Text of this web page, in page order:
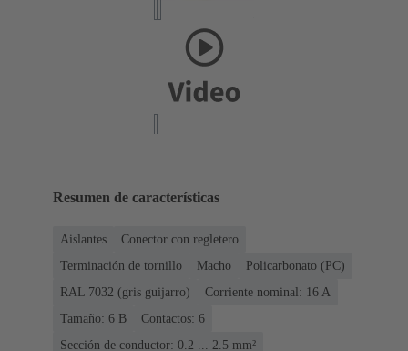
Resumen de características
Aislantes
Conector con regletero
Terminación de tornillo
Macho
Policarbonato (PC)
RAL 7032 (gris guijarro)
Corriente nominal: ‌16 A
Tamaño: 6 B
Contactos: 6
Sección de conductor: 0.2 ... 2.5 mm²